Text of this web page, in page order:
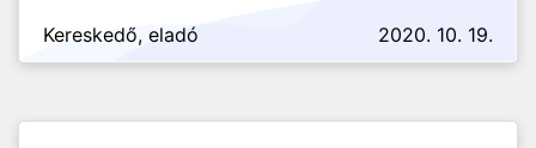
Kereskedő, eladó
2020. 10. 19.